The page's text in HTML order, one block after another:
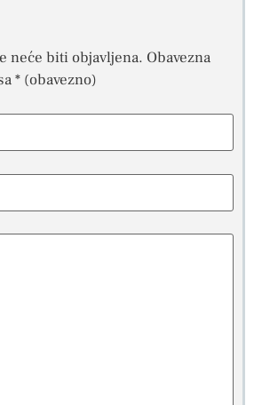
neće biti objavljena. Obavezna
* (obavezno)